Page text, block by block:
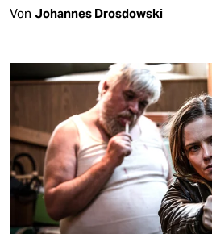
Von Johannes Drosdowski